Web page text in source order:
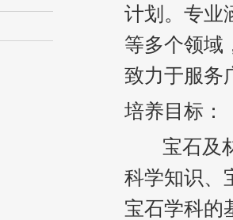
计划。专业
等多个领域
致力于服务
培养目标：
宝石及材
科学知识、
宝石学科的